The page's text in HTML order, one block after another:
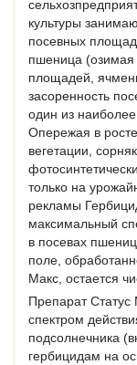
культуры
посевных
пшеница (озимая
площадей,
засоренность
один из
Опережая в
вегетации,
только на
рекламы
максимальный
в посевах
поле,
Макс, остается
Препарат
спектром
подсолнечника
гербицидам на